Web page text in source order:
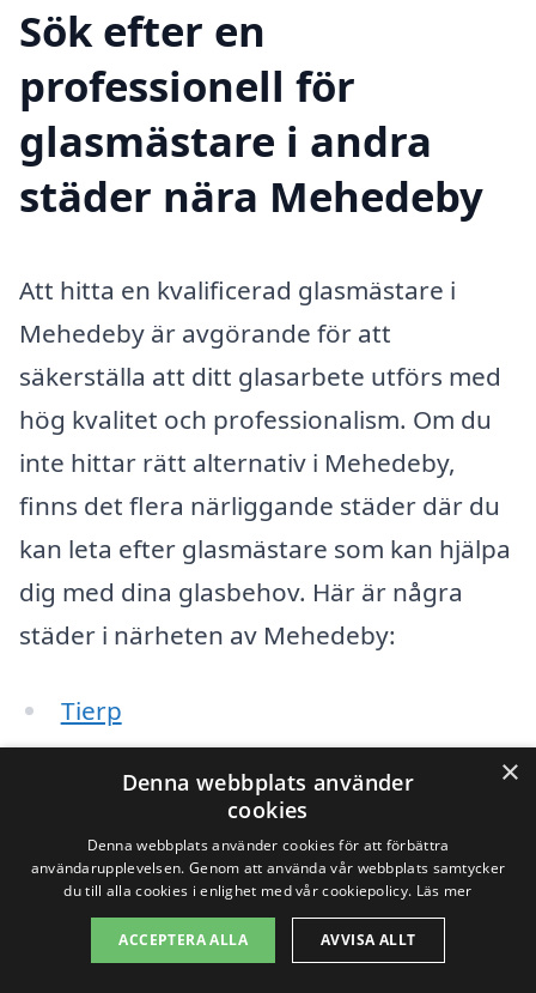
Sök efter en
professionell för
glasmästare i andra
städer nära Mehedeby
Att hitta en kvalificerad glasmästare i
Mehedeby är avgörande för att
säkerställa att ditt glasarbete utförs med
hög kvalitet och professionalism. Om du
inte hittar rätt alternativ i Mehedeby,
finns det flera närliggande städer där du
kan leta efter glasmästare som kan hjälpa
dig med dina glasbehov. Här är några
städer i närheten av Mehedeby:
Tierp
Skutskär
Älvkarleby
Östhammar
×
Denna webbplats använder
cookies
Denna webbplats använder cookies för att förbättra
användarupplevelsen. Genom att använda vår webbplats samtycker
du till alla cookies i enlighet med vår cookiepolicy. Läs mer
ACCEPTERA ALLA AVVISA ALLT